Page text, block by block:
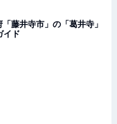
藤井寺市」の「葛井寺」
イド